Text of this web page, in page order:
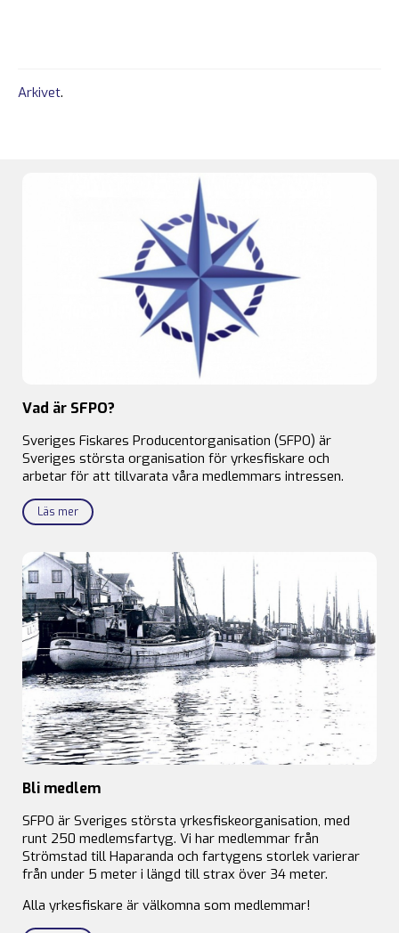
Arkivet.
Vad är SFPO?
Sveriges Fiskares Producentorganisation (SFPO) är
Sveriges största organisation för yrkesfiskare och
arbetar för att tillvarata våra medlemmars intressen.
Läs mer
Bli medlem
SFPO är Sveriges största yrkesfiskeorganisation, med
runt 250 medlemsfartyg. Vi har medlemmar från
Strömstad till Haparanda och fartygens storlek varierar
från under 5 meter i längd till strax över 34 meter.
Alla yrkesfiskare är välkomna som medlemmar!